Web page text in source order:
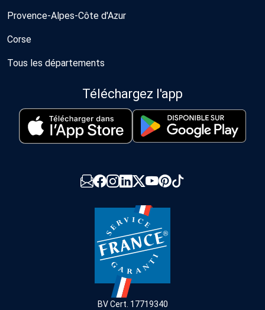
Provence-Alpes-Côte d'Azur
Corse
Tous les départements
Téléchargez l'app
BV Cert. 17719340